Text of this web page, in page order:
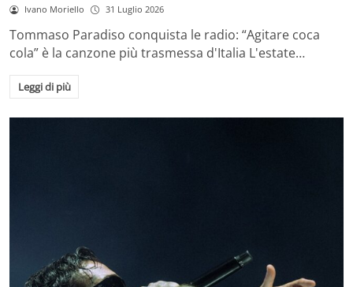
Ivano Moriello 31 Luglio 2026
Tommaso Paradiso conquista le radio: “Agitare coca
cola” è la canzone più trasmessa d'Italia L'estate…
Leggi di più